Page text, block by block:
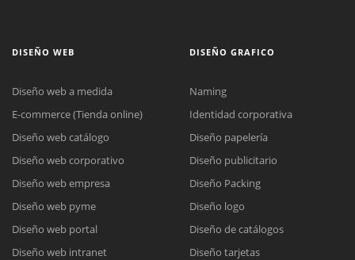
DISEÑO WEB
Diseño web a medida
E-commerce (Tienda online)
Diseño web catálogo
Diseño web corporativo
Diseño web empresa
Diseño web pyme
Diseño web portal
Diseño web intranet
DISEÑO GRAFICO
Naming
Identidad corporativa
Diseño papelería
Diseño publicitario
Diseño Packing
Diseño logo
Diseño de catálogos
Diseño tarjetas